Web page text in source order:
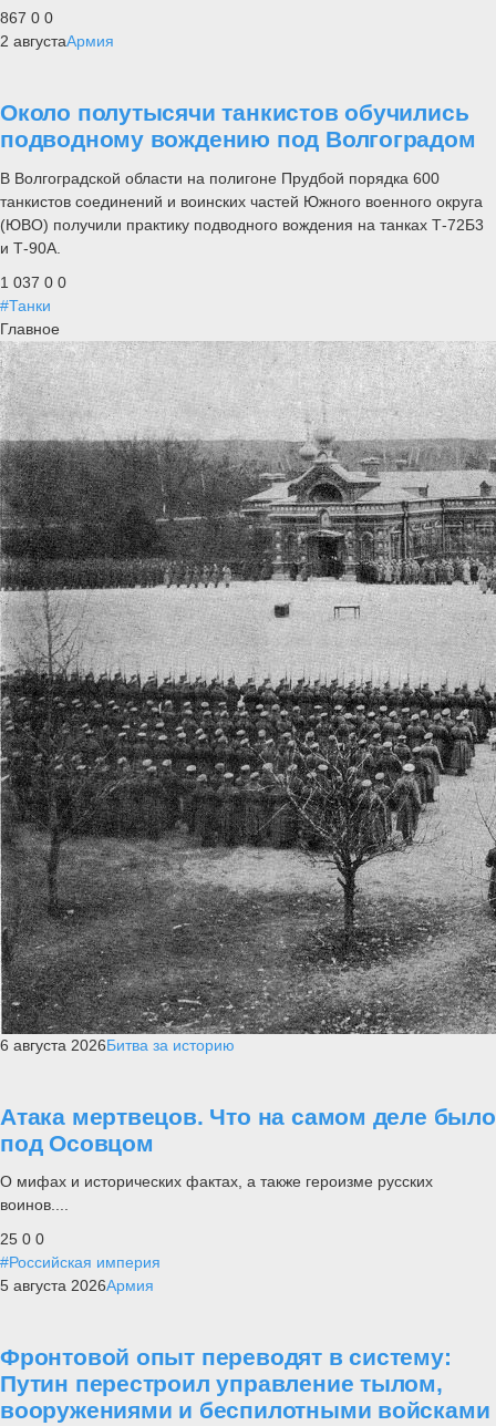
867 0 0
2 августаАрмия
Около полутысячи танкистов обучились
подводному вождению под Волгоградом
В Волгоградской области на полигоне Прудбой порядка 600
танкистов соединений и воинских частей Южного военного округа
(ЮВО) получили практику подводного вождения на танках Т-72Б3
и Т-90А.
1 037 0 0
#Танки
Главное
6 августа 2026Битва за историю
Атака мертвецов. Что на самом деле было
под Осовцом
О мифах и исторических фактах, а также героизме русских
воинов....
25 0 0
#Российская империя
5 августа 2026Армия
Фронтовой опыт переводят в систему:
Путин перестроил управление тылом,
вооружениями и беспилотными войсками